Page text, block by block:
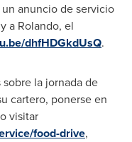
anuncio de servicio
a Rolando, el
dhfHDGkdUsQ.
la jornada de
cartero, ponerse en
visitar
food-drive,